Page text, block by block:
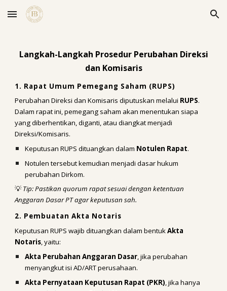
Skip to main content Skip to navigation
Langkah-Langkah Prosedur Perubahan Direksi
dan Komisaris
1. Rapat Umum Pemegang Saham (RUPS)
Perubahan Direksi dan Komisaris diputuskan melalui RUPS.
Dalam rapat ini, pemegang saham akan menentukan siapa
yang diberhentikan, diganti, atau diangkat menjadi
Direksi/Komisaris.
Keputusan RUPS dituangkan dalam Notulen Rapat.
Notulen tersebut kemudian menjadi dasar hukum
perubahan Dirkom.
💡Tip: Pastikan quorum rapat sesuai dengan ketentuan
Anggaran Dasar PT agar keputusan sah.
2. Pembuatan Akta Notaris
Keputusan RUPS wajib dituangkan dalam bentukAkta
Notaris, yaitu:
Akta Perubahan Anggaran Dasar, jika perubahan
menyangkut isi AD/ART perusahaan.
Akta Pernyataan Keputusan Rapat (PKR), jika hanya